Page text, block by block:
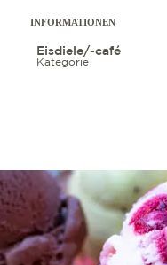
INFORMATIONEN
Eisdiele/-café
Kategorie